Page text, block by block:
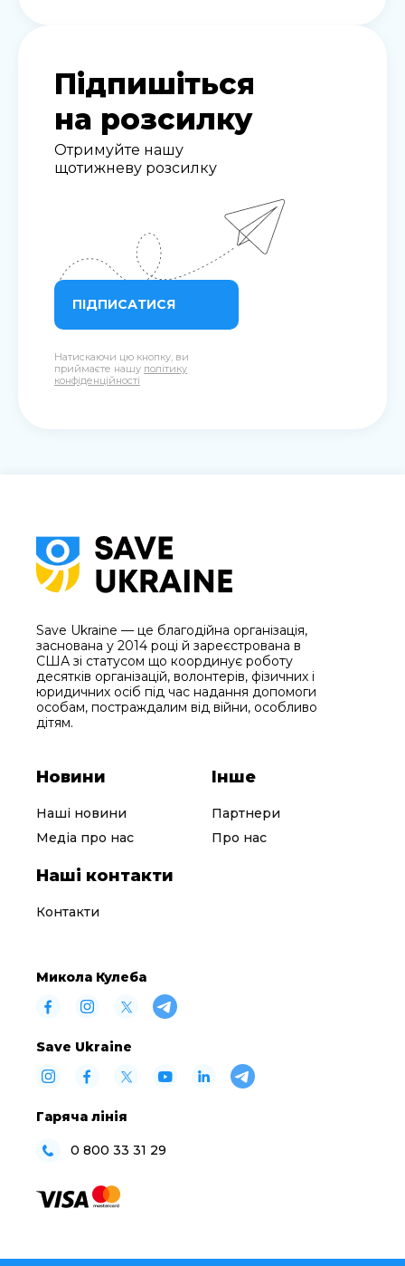
Підпишіться
на розсилку
Отримуйте нашу
щотижневу розсилку
ПІДПИСАТИСЯ
Натискаючи цю кнопку, ви
приймаєте нашу політику
конфіденційності
Save Ukraine — це благодійна організація,
заснована у 2014 році й зареєстрована в
США зі статусом що координує роботу
десятків організацій, волонтерів, фізичних і
юридичних осіб під час надання допомоги
особам, постраждалим від війни, особливо
дітям.
Новини
Наші новини
Медіа про нас
Інше
Партнери
Про нас
Наші контакти
Контакти
Микола Кулеба
Save Ukraine
Гаряча лінія
0 800 33 31 29